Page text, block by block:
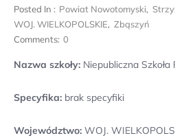
Posted In : Powiat Nowotomyski,
WOJ. WIELKOPOLSKIE, Zbąszyń
Comments: 0
Nazwa szkoły: Niepubliczna
Specyfika: brak specyfiki
Województwo: WOJ.